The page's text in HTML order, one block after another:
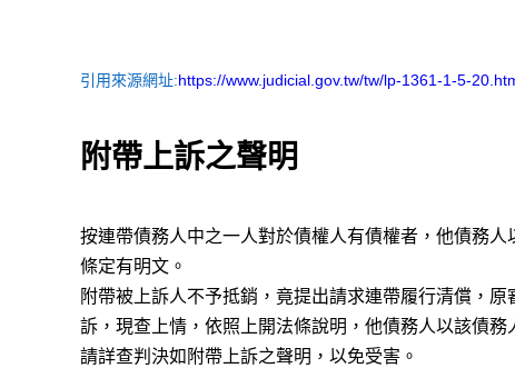
引用來源網址:https://www.judicial.gov.tw/tw/lp-1361-1-5-
附帶上訴之聲明
按連帶債務人中之一人對於債權人有債權者，他債務
條定有明文。
附帶被上訴人不予抵銷，竟提出請求連帶履行清償，
訴，現查上情，依照上開法條說明，他債務人以該債
請詳查判決如附帶上訴之聲明，以免受害。